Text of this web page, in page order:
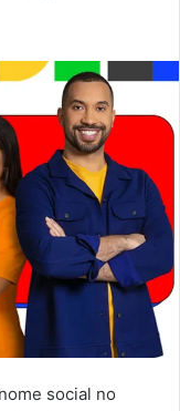
social no